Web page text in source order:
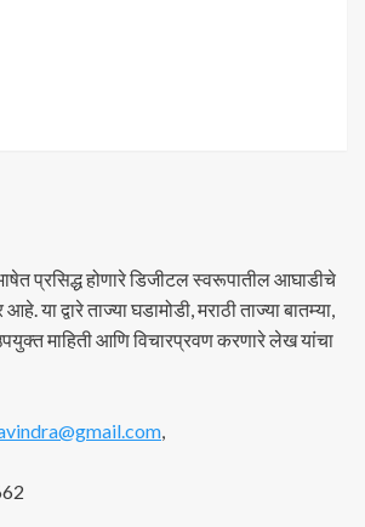
प्रसिद्ध होणारे डिजीटल स्वरूपातील आघाडीचे
या द्वारे ताज्या घडामोडी, मराठी ताज्या बातम्या,
माहिती आणि विचारप्रवण करणारे लेख यांचा